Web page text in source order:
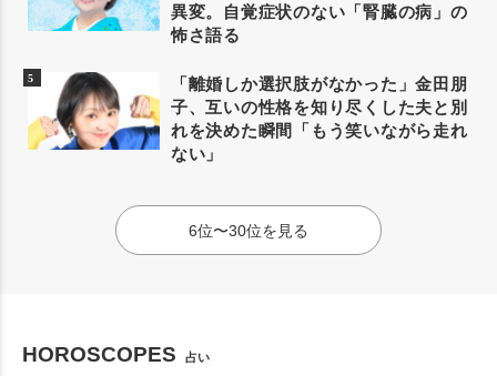
異変。自覚症状のない「腎臓の病」の
怖さ語る
「離婚しか選択肢がなかった」金田朋
子、互いの性格を知り尽くした夫と別
れを決めた瞬間「もう笑いながら走れ
ない」
6位〜30位を見る
HOROSCOPES 占い